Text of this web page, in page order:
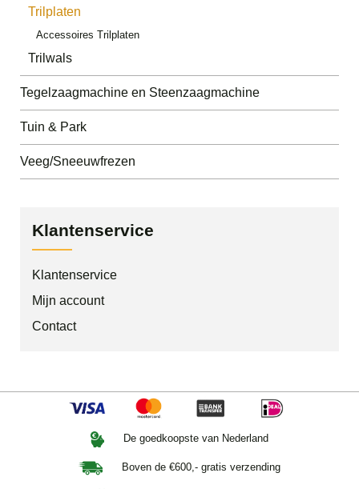
Trilplaten
Accessoires Trilplaten
Trilwals
Tegelzaagmachine en Steenzaagmachine
Tuin & Park
Veeg/Sneeuwfrezen
Klantenservice
Klantenservice
Mijn account
Contact
De goedkoopste van Nederland
Boven de €600,- gratis verzending